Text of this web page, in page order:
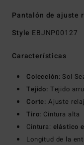
Pantalón de ajuste
Style EBJNP00127
Características
Colección: Sol
Tejido: Tejido
Corte: Ajuste
Tiro: Cintura alta
Cintura: elástico
Longitud de la